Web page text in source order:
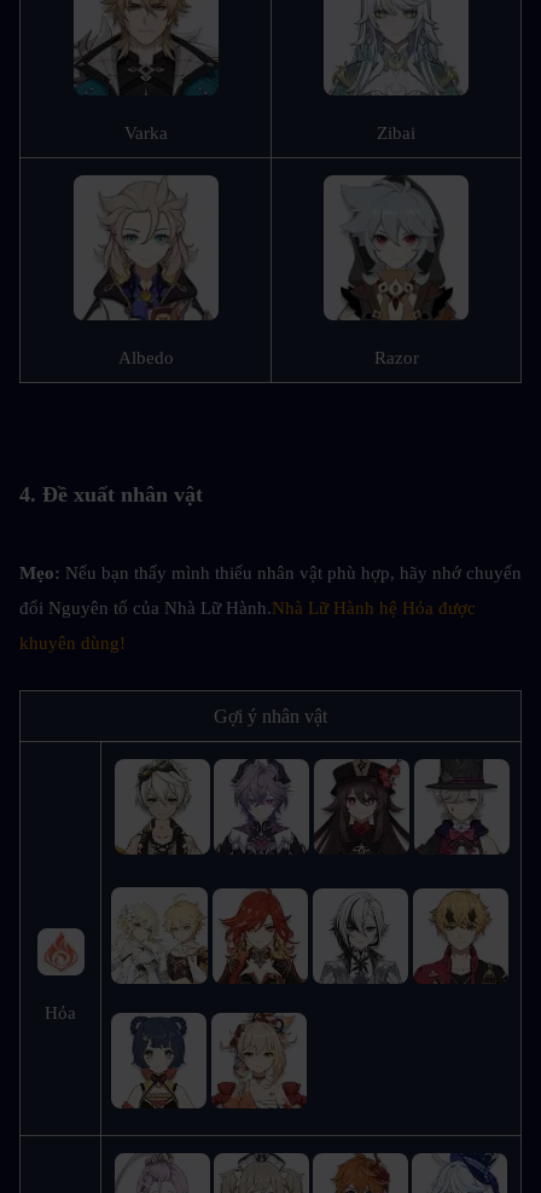
Varka Zibai
Albedo Razor
4. Đề xuất nhân vật
Mẹo: Nếu bạn thấy mình thiếu nhân vật phù hợp, hãy nhớ chuyển
đổi Nguyên tố của Nhà Lữ Hành.Nhà Lữ Hành hệ Hỏa được
khuyên dùng!
Gợi ý nhân vật
Hỏa